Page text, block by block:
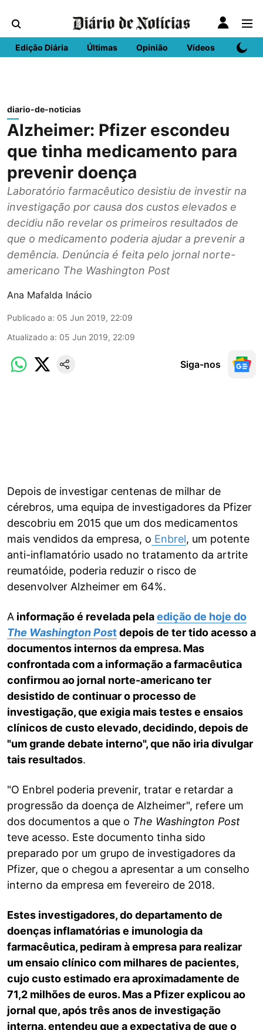
Edição Diária Últimas Opinião Vídeos DN
diario-de-noticias
Alzheimer: Pfizer escondeu
que tinha medicamento para
prevenir doença
Laboratório farmacêutico desistiu de investir na
investigação por causa dos custos elevados e
decidiu não revelar os primeiros resultados de
que o medicamento poderia ajudar a prevenir a
demência. Denúncia é feita pelo jornal norte-
americano The Washington Post
Ana Mafalda Inácio
Publicado a: 05 Jun 2019, 22:09
Atualizado a: 05 Jun 2019, 22:09
Siga-nos
Depois de investigar centenas de milhar de
cérebros, uma equipa de investigadores da Pfizer
descobriu em 2015 que um dos medicamentos
mais vendidos da empresa, o Enbrel, um potente
anti-inflamatório usado no tratamento da artrite
reumatóide, poderia reduzir o risco de
desenvolver Alzheimer em 64%.
A informação é revelada pelaedição de hoje do
The WashingtonPostdepois de ter tido acesso a
documentos internos da empresa. Mas
confrontada com a informação a farmacêutica
confirmou ao jornal norte-americano ter
desistido de continuar o processo de
investigação, que exigia mais testes e ensaios
clínicos de custo elevado, decidindo, depois de
"um grande debate interno", que não iria divulgar
tais resultados.
"O Enbrel poderia prevenir, tratar e retardar a
progressão da doença de Alzheimer", refere um
dos documentos a que o The Washington Post
teve acesso. Este documento tinha sido
preparado por um grupo de investigadores da
Pfizer, que o chegou a apresentar a um conselho
interno da empresa em fevereiro de 2018.
Estes investigadores, do departamento de
doenças inflamatórias e imunologia da
farmacêutica, pediram à empresa para realizar
um ensaio clínico com milhares de pacientes,
cujo custo estimado era aproximadamente de
71,2 milhões de euros. Mas a Pfizer explicou ao
jornal que, após três anos de investigação
interna, entendeu que a expectativa de que o